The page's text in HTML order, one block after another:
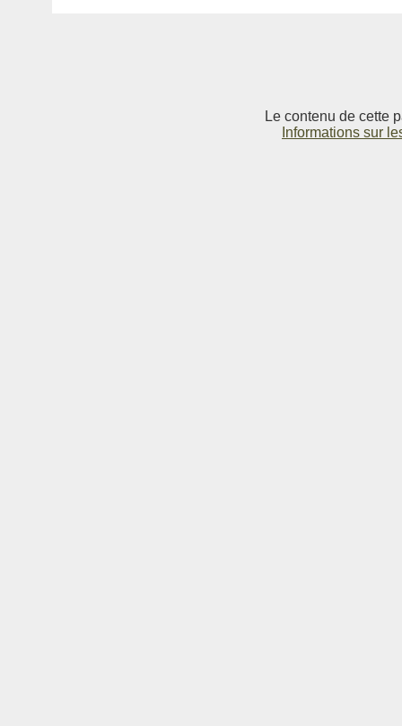
Le contenu de cette
Informations sur